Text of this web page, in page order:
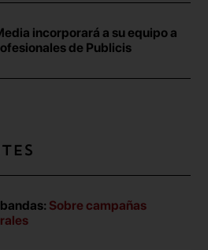
incorporará a su equipo a
de Publicis
Sobre campañas